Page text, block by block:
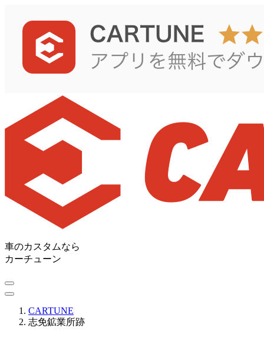
車のカスタムなら
カーチューン
CARTUNE
志免鉱業所跡